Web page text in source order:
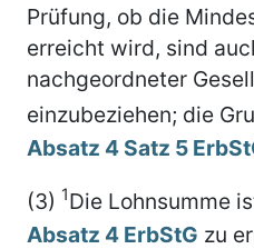
Prüfung, ob die
erreicht wird, sind
nachgeordneter
einzubeziehen; die
Absatz 4 Satz 5
(3) 1Die Lohnsumme
Absatz 4 ErbStG zu